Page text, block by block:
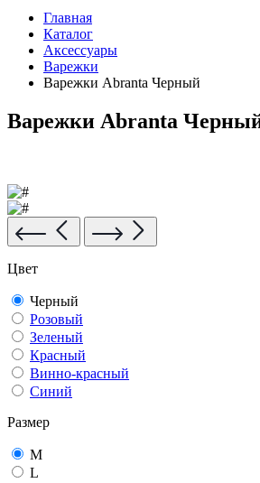
Главная
Каталог
Аксесcуары
Варежки
Варежки Abranta Черный
Варежки Abranta
Цвет
Черный
Розовый
Зеленый
Красный
Винно-красный
Синий
Размер
M
L